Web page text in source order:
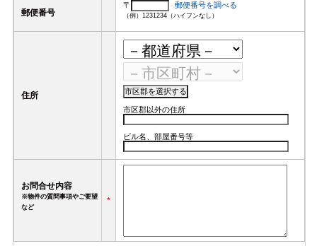
郵便番号
〒 郵便番号を調べる
（例）1231234（ハイフンなし）
住所
市区郡以外の住所
ビル名、部屋番号等
お問合せ内容
※物件の質問事項やご要望
など
*